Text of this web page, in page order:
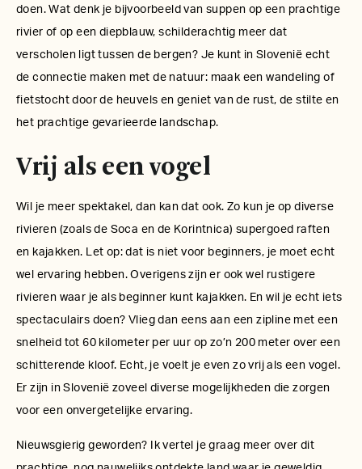
doen. Wat denk je bijvoorbeeld van suppen op een prachtige
rivier of op een diepblauw, schilderachtig meer dat
verscholen ligt tussen de bergen? Je kunt in Slovenië echt
de connectie maken met de natuur: maak een wandeling of
fietstocht door de heuvels en geniet van de rust, de stilte en
het prachtige gevarieerde landschap.
Vrij als een vogel
Wil je meer spektakel, dan kan dat ook. Zo kun je op diverse
rivieren (zoalsde Soca en de Korintnica) supergoed raften
en kajakken. Let op: dat is niet voor beginners, je moet echt
wel ervaring hebben. Overigens zijn er ook wel rustigere
rivieren waar je als beginner kunt kajakken. En wil je echt iets
spectaculairs doen? Vlieg dan eens aan een zipline met een
snelheid tot 60 kilometer per uur op zo’n 200 meter over een
schitterende kloof. Echt, je voelt je even zo vrij als een vogel.
Er zijn in Slovenië zoveel diverse mogelijkheden die zorgen
voor een onvergetelijke ervaring.
Nieuwsgierig geworden? Ik vertel je graag meer over dit